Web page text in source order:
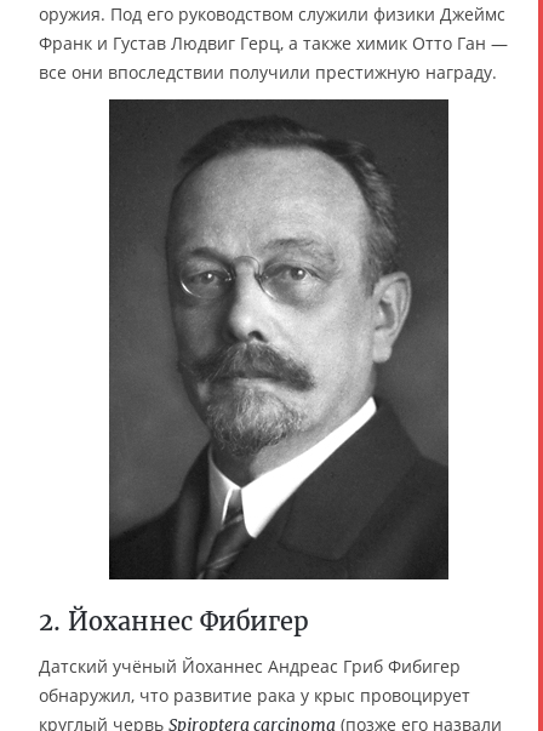
оружия. Под его руководством служили физики Джеймс
Франк и Густав Людвиг Герц, а также химик Отто Ган —
все они впоследствии получили престижную награду.
2. Йоханнес Фибигер
Датский учёный Йоханнес Андреас Гриб Фибигер
обнаружил, что развитие рака у крыс провоцирует
круглый червь Spiroptera carcinoma (позже его назвали